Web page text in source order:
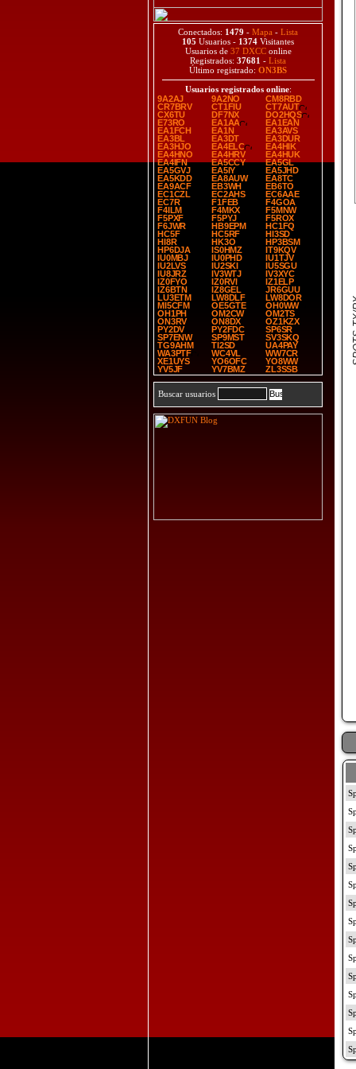
Conectados: 1479 - Mapa - Lista
105 Usuarios - 1374 Visitantes
Usuarios de 37 DXCConline
Registrados: 37681 - Lista
Último registrado: ON3BS
Usuarios registrados online:
9A2AJ
9A2NO
CM8RBD
CR7BRV
CT1FIU
CT7AUT
CX6TU
DF7NX
DO2HQS
E73RO
EA1AA
EA1EAN
EA1FCH
EA1N
EA3AVS
EA3BL
EA3DT
EA3DUR
EA3HJO
EA4ELC
EA4HIK
EA4HNO
EA4HRV
EA4HUK
EA4IFN
EA5CCY
EA5GL
EA5GVJ
EA5IY
EA5JHD
EA5KDD
EA8AUW
EA8TC
EA9ACF
EB3WH
EB6TO
EC1CZL
EC2AHS
EC6AAE
EC7R
F1FEB
F4GOA
F4ILM
F4MKX
F5MNW
F5PXF
F5PYJ
F5ROX
F6JWR
HB9EPM
HC1FQ
HC5F
HC5RF
HI3SD
HI8R
HK3O
HP3BSM
HP6DJA
IS0HMZ
IT9KQV
IU0MBJ
IU0PHD
IU1TJV
IU2LVS
IU2SKI
IU5SGU
IU8JRZ
IV3WTJ
IV3XYC
IZ0FYO
IZ0RVI
IZ1ELP
IZ6BTN
IZ8GEL
JR6GUU
LU3ETM
LW8DLF
LW8DOR
MI5CFM
OE5GTE
OH0WW
OH1PH
OM2CW
OM2TS
ON3RV
ON8DX
OZ1KZX
PY2DV
PY2FDC
SP6SR
SP7ENW
SP9MST
SV3SKQ
TG9AHM
TI2SD
UA4PAY
WA3PTF
WC4VL
WW7CR
XE1UYS
YO6OFC
YO8WW
YV5JF
YV7BMZ ZL3SSB
Buscar usuarios